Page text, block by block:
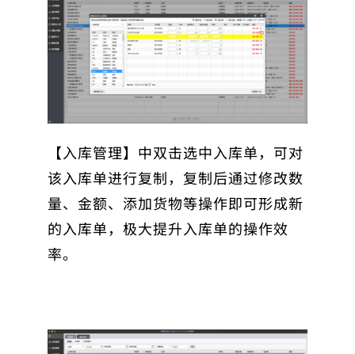
【入库管理】中双击选中入库单，可对
该入库单进行复制，复制后通过修改数
量、金额、添加货物等操作即可形成新
的入库单，极大提升入库单的操作效
率。